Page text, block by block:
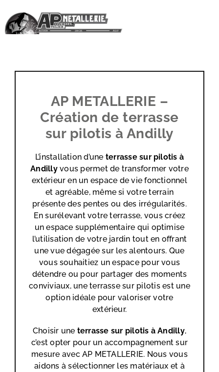
au
contenu
AP METALLERIE –
Création de terrasse
sur pilotis à Andilly
L’installation d’une terrasse sur pilotis à
Andillyvous permet de transformer votre
extérieur en un espace de vie fonctionnel
et agréable, même si votre terrain
présente des pentes ou des irrégularités.
En surélevant votre terrasse, vous créez
un espace supplémentaire qui optimise
l’utilisation de votre jardin tout en offrant
une vue dégagée sur les alentours. Que
vous souhaitiez un espace pour vous
détendre ou pour partager des moments
conviviaux, une terrasse sur pilotis est une
option idéale pour valoriser votre
extérieur.
Choisir une terrasse sur pilotis à Andilly,
c’est opter pour un accompagnement sur
mesure avec AP METALLERIE. Nous vous
aidons à sélectionner les matériaux et à